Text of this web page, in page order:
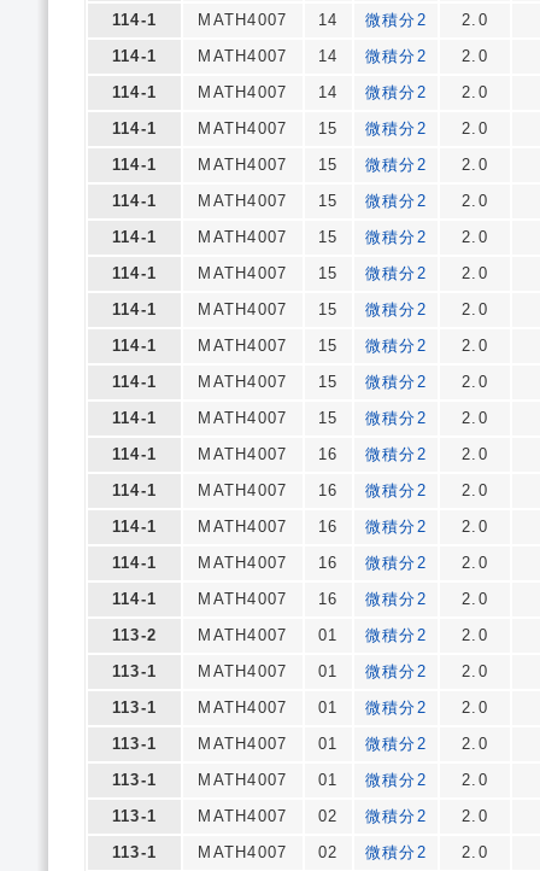
114-1
MATH4007 14 微積分2
2.0
114-1
MATH4007 14 微積分2
2.0
114-1
MATH4007 14 微積分2
2.0
114-1
MATH4007 15 微積分2
2.0
114-1
MATH4007 15 微積分2
2.0
114-1
MATH4007 15 微積分2
2.0
114-1
MATH4007 15 微積分2
2.0
114-1
MATH4007 15 微積分2
2.0
114-1
MATH4007 15 微積分2
2.0
114-1
MATH4007 15 微積分2
2.0
114-1
MATH4007 15 微積分2
2.0
114-1
MATH4007 15 微積分2
2.0
114-1
MATH4007 16 微積分2
2.0
114-1
MATH4007 16 微積分2
2.0
114-1
MATH4007 16 微積分2
2.0
114-1
MATH4007 16 微積分2
2.0
114-1
MATH4007 16 微積分2
2.0
113-2
MATH4007 01 微積分2
2.0
113-1
MATH4007 01 微積分2
2.0
113-1
MATH4007 01 微積分2
2.0
113-1
MATH4007 01 微積分2
2.0
113-1
MATH4007 01 微積分2
2.0
113-1
MATH4007 02 微積分2
2.0
113-1
MATH4007 02 微積分2
2.0